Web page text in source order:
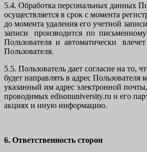
5.4. Обработка персональных данных
осуществляется в срок с момента
до момента удаления его учетной
записи производится по
Пользователя и автоматически влечет
Пользователя.
5.5. Пользователь дает согласие на то,
будет направлять в адрес Пользователя
указанный им адрес электронной
проводимых edisonuniversity.ru и его
акциях и иную информацию.
6. Ответственность сторон